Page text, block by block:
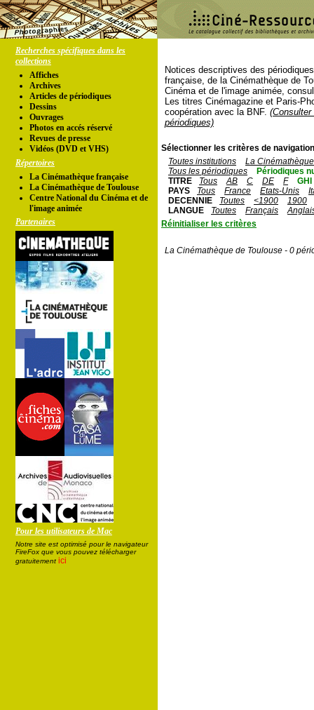
Recherches spécifiques dans les
collections
Affiches
Archives
Articles de périodiques
Dessins
Ouvrages
Photos en accés réservé
Revues de presse
Vidéos (DVD et VHS)
Répertoires
La Cinémathèque française
La Cinémathèque de Toulouse
Centre National du Cinéma et de
l'image animée
Partenaires
Pour les utilisateurs de Mac
Notre site est optimisé pour le navigateur
FireFox que vous pouvez télécharger
gratuitement ici
Notices descriptives des
française, de la Cinémathèque de
Cinéma et de l'image animée,
Les titres Cinémagazine et Paris-
coopération avec la BNF.
périodiques)
Sélectionner les critères de
Toutes institutions
La
Tous les périodiques
Périodiques
TITRE
Tous AB C DE F
GHI
PAYS
Tous France Etats-Unis
DECENNIE
Toutes <1900
1900
LANGUE
Toutes Français
Réinitialiser les critères
La Cinémathèque de Toulouse - 0